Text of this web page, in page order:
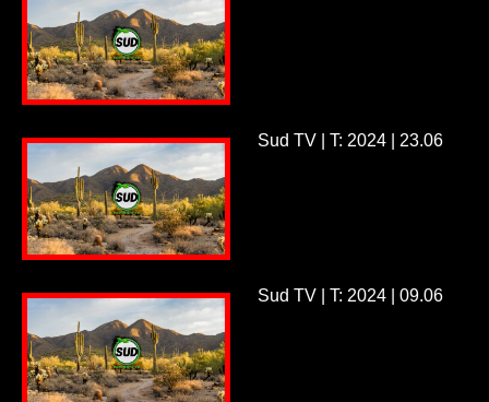
Sud TV | T: 2024 | 23.06
Sud TV | T: 2024 | 09.06